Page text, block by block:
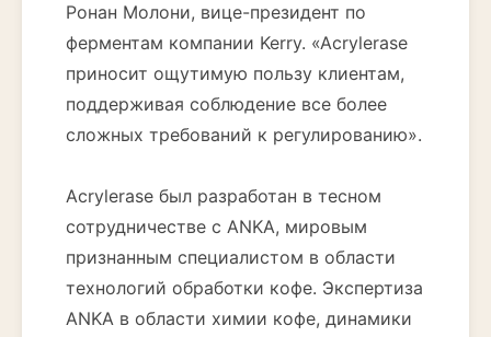
Ронан Молони, вице-президент по
ферментам компании Kerry. «Acrylerase
приносит ощутимую пользу клиентам,
поддерживая соблюдение все более
сложных требований к регулированию».
Acrylerase был разработан в тесном
сотрудничестве с ANKA, мировым
признанным специалистом в области
технологий обработки кофе. Экспертиза
ANKA в области химии кофе, динамики